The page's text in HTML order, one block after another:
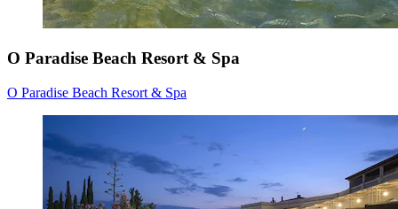
O Paradise Beach Resort & Spa
O Paradise Beach Resort & Spa